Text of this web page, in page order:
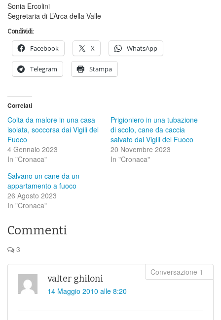
Sonia Ercolini
Segretaria di L’Arca della Valle
Condividi:
Facebook X WhatsApp
Telegram Stampa
Correlati
Colta da malore in una casa
isolata, soccorsa dai Vigili del
Fuoco
4 Gennaio 2023
In "Cronaca"
Prigioniero in una tubazione
di scolo, cane da caccia
salvato dai Vigili del Fuoco
20 Novembre 2023
In "Cronaca"
Salvano un cane da un
appartamento a fuoco
26 Agosto 2023
In "Cronaca"
Commenti
3
valter ghiloni
14 Maggio 2010 alle 8:20